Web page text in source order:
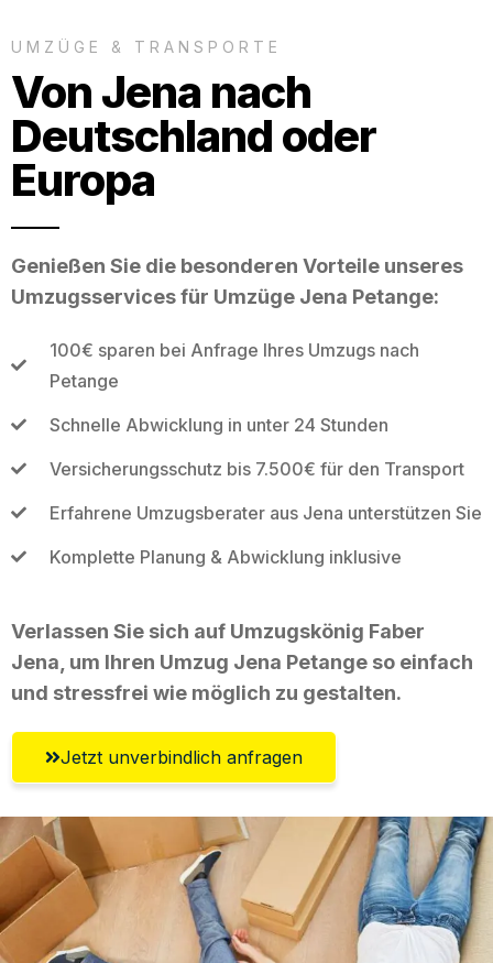
UMZÜGE & TRANSPORTE
Von Jena nach
Deutschland oder
Europa
Genießen Sie die besonderen Vorteile unseres
Umzugsservices für Umzüge Jena Petange:
100€ sparen bei Anfrage Ihres Umzugs nach
Petange
Schnelle Abwicklung in unter 24 Stunden
Versicherungsschutz bis 7.500€ für den Transport
Erfahrene Umzugsberater aus Jena unterstützen Sie
Komplette Planung & Abwicklung inklusive
Verlassen Sie sich auf Umzugskönig Faber
Jena, um Ihren Umzug Jena Petange so einfach
und stressfrei wie möglich zu gestalten.
Jetzt unverbindlich anfragen